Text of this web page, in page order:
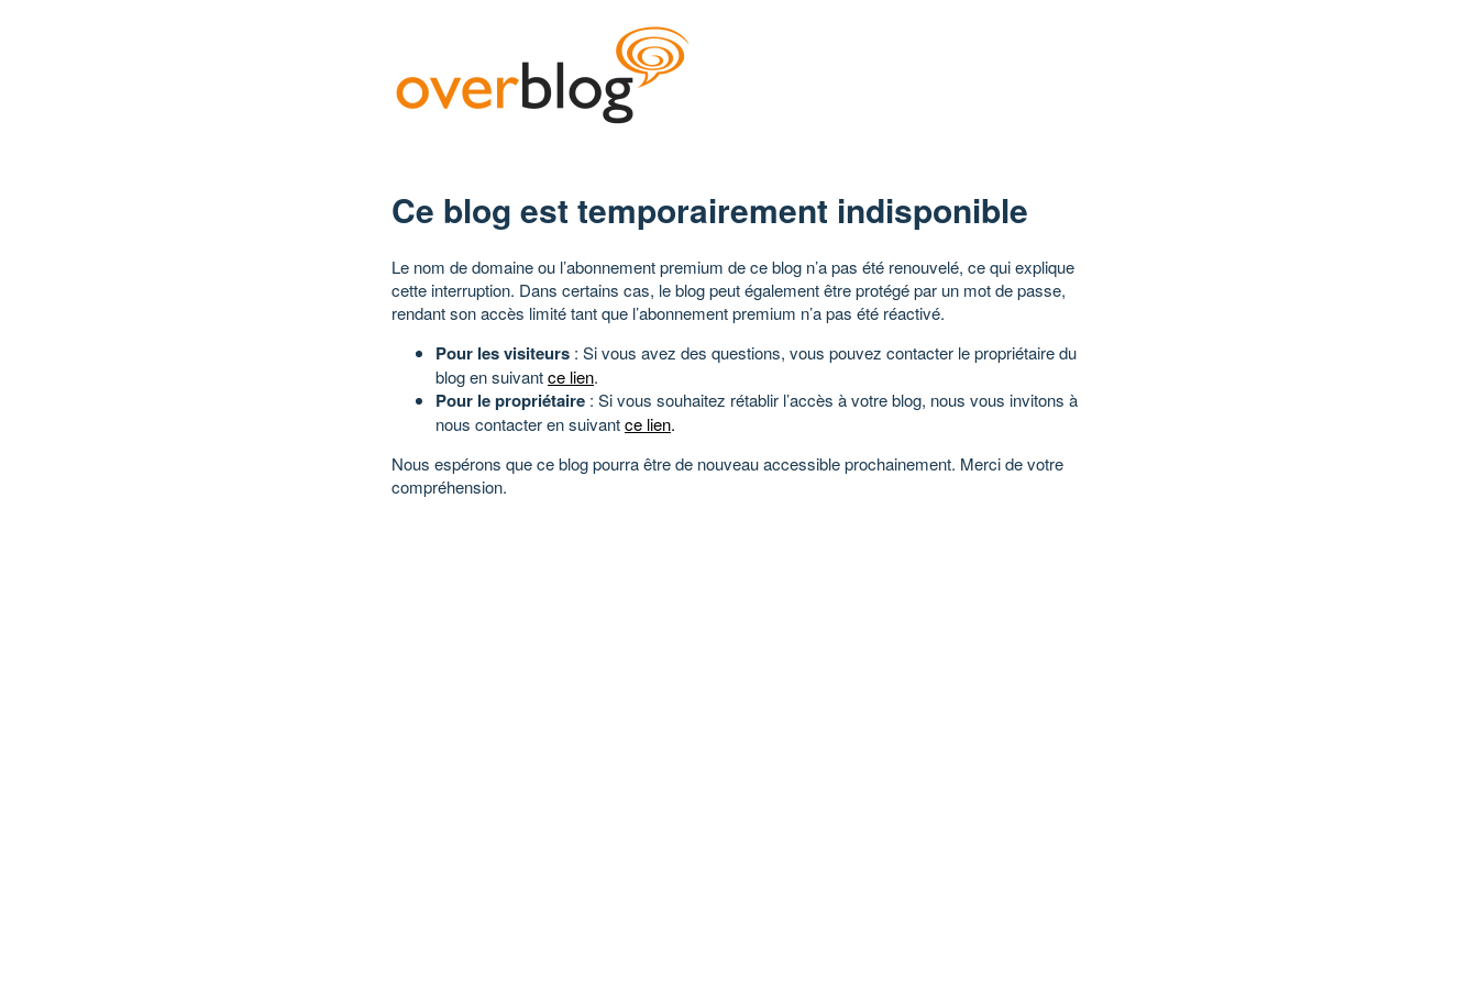
Ce blog est temporairement indisponible
Le nom de domaine ou l’abonnement premium de ce blog n’a pas été renouvelé, ce qui explique
cette interruption. Dans certains cas, le blog peut également être protégé par un mot de passe,
rendant son accès limité tant que l’abonnement premium n’a pas été réactivé.
Pour les visiteurs : Si vous avez des questions, vous pouvez contacter le propriétaire du
blog en suivantce lien.
Pour le propriétaire : Si vous souhaitez rétablir l’accès à votre blog, nous vous invitons à
nous contacter en suivantce lien.
Nous espérons que ce blog pourra être de nouveau accessible prochainement. Merci de votre
compréhension.